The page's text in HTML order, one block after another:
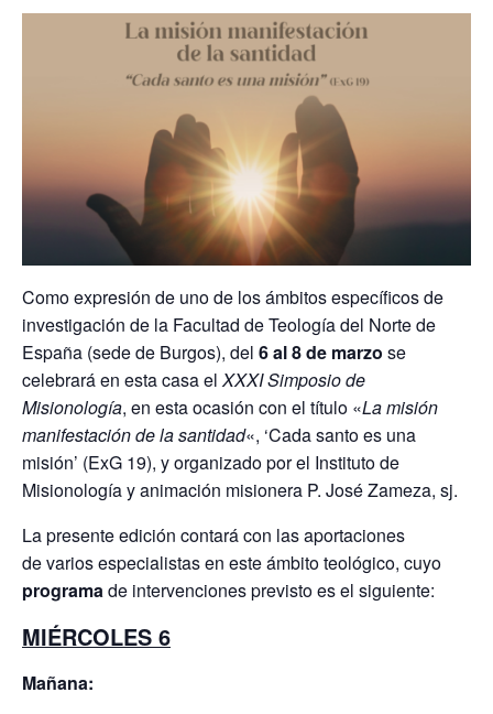
Como expresión de uno de los ámbitos específicos de
investigación de la Facultad de Teología del Norte de
España (sede de Burgos), del 6 al 8 de marzo se
celebrará en esta casa elXXXI Simposio de
Misionología, en esta ocasión con el título «La misión
manifestación de la santidad«, ‘Cada santo es una
misión’ (ExG 19), y organizado por el Instituto de
Misionología y animación misionera P. José Zameza, sj.
La presente edición contará con las aportaciones
de varios especialistas en este ámbito teológico, cuyo
programade intervenciones previsto es el siguiente:
MIÉRCOLES 6
Mañana: